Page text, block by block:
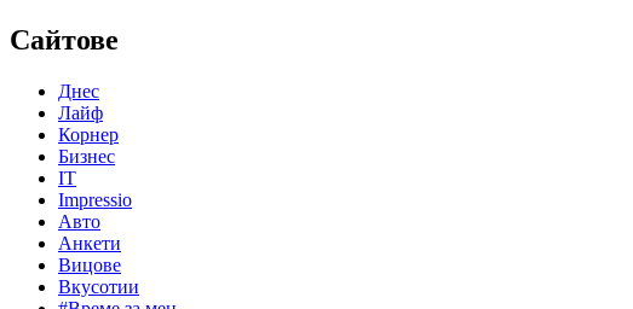
Сайтове
Днес
Лайф
Корнер
Бизнес
IT
Impressio
Авто
Анкети
Вицове
Вкусотии